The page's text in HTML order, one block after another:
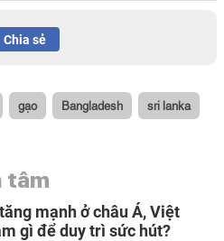
Chia sẻ
gạo Bangladesh sri lanka
tâm
mạnh ở châu Á, Việt
gì để duy trì sức hút?